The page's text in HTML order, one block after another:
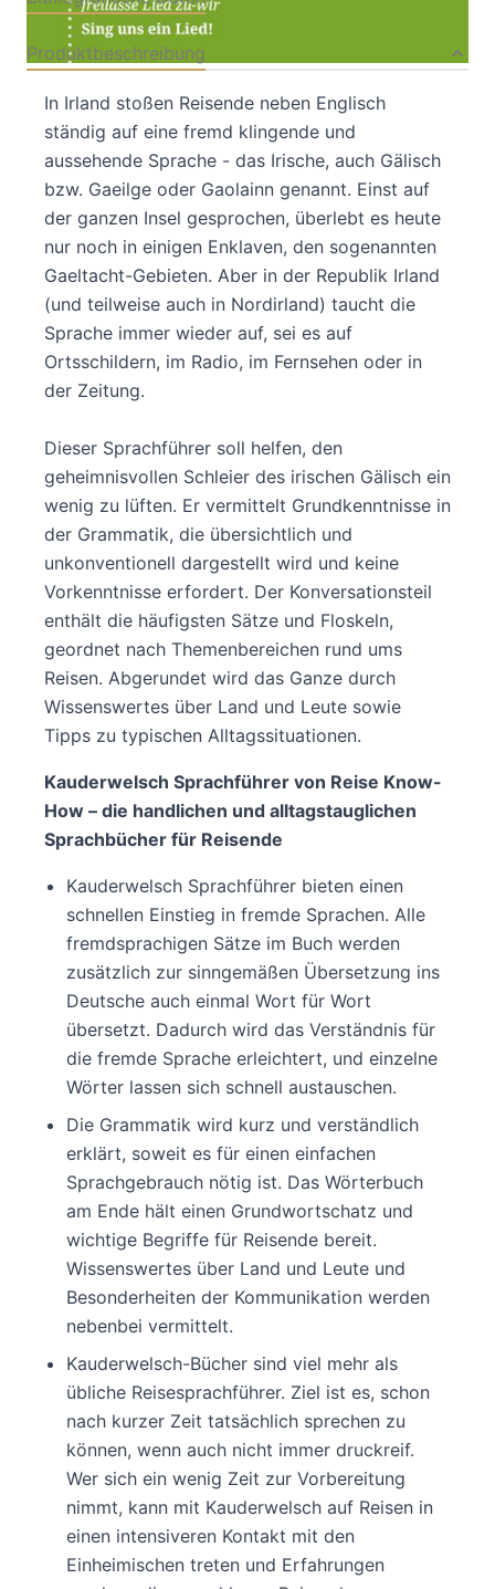
Produktbeschreibung
In Irland stoßen Reisende neben Englisch
ständig auf eine fremd klingende und
aussehende Sprache - das Irische, auch Gälisch
bzw. Gaeilge oder Gaolainn genannt. Einst auf
der ganzen Insel gesprochen, überlebt es heute
nur noch in einigen Enklaven, den sogenannten
Gaeltacht-Gebieten. Aber in der Republik Irland
(und teilweise auch in Nordirland) taucht die
Sprache immer wieder auf, sei es auf
Ortsschildern, im Radio, im Fernsehen oder in
der Zeitung.
Dieser Sprachführer soll helfen, den
geheimnisvollen Schleier des irischen Gälisch ein
wenig zu lüften. Er vermittelt Grundkenntnisse in
der Grammatik, die übersichtlich und
unkonventionell dargestellt wird und keine
Vorkenntnisse erfordert. Der Konversationsteil
enthält die häufigsten Sätze und Floskeln,
geordnet nach Themenbereichen rund ums
Reisen. Abgerundet wird das Ganze durch
Wissenswertes über Land und Leute sowie
Tipps zu typischen Alltagssituationen.
Kauderwelsch Sprachführer von Reise Know-
How – die handlichen und alltagstauglichen
Sprachbücher für Reisende
Kauderwelsch Sprachführer bieten einen
schnellen Einstieg in fremde Sprachen. Alle
fremdsprachigen Sätze im Buch werden
zusätzlich zur sinngemäßen Übersetzung ins
Deutsche auch einmal Wort für Wort
übersetzt. Dadurch wird das Verständnis für
die fremde Sprache erleichtert, und einzelne
Wörter lassen sich schnell austauschen.
Die Grammatik wird kurz und verständlich
erklärt, soweit es für einen einfachen
Sprachgebrauch nötig ist. Das Wörterbuch
am Ende hält einen Grundwortschatz und
wichtige Begriffe für Reisende bereit.
Wissenswertes über Land und Leute und
Besonderheiten der Kommunikation werden
nebenbei vermittelt.
Kauderwelsch-Bücher sind viel mehr als
übliche Reisesprachführer. Ziel ist es, schon
nach kurzer Zeit tatsächlich sprechen zu
können, wenn auch nicht immer druckreif.
Wer sich ein wenig Zeit zur Vorbereitung
nimmt, kann mit Kauderwelsch auf Reisen in
einen intensiveren Kontakt mit den
Einheimischen treten und Erfahrungen